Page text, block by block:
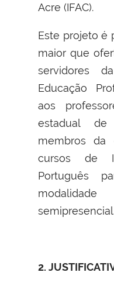
Acre (IFAC).
Este projeto é
maior que
servidores
Educação
aos
estadual
membros da
cursos de
Português
2.